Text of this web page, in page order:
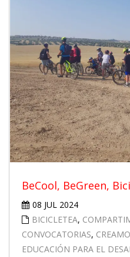
BeCool, BeGreen,
08 JUL 2024
BICICLETEA,
CONVOCATORIAS,
EDUCACIÓN PARA EL